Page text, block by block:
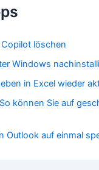
löschen
Windows
in Excel wieder
können Sie auf
Outlook auf einmal